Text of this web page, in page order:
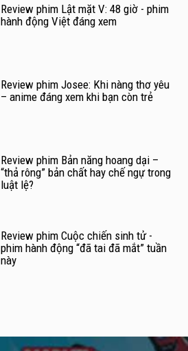
Review phim Lật mặt V: 48 giờ - phim
hành động Việt đáng xem
Review phim Josee: Khi nàng thơ yêu
– anime đáng xem khi bạn còn trẻ
Review phim Bản năng hoang dại –
“thả rông” bản chất hay chế ngự trong
luật lệ?
Review phim Cuộc chiến sinh tử -
phim hành động “đã tai đã mắt” tuần
này